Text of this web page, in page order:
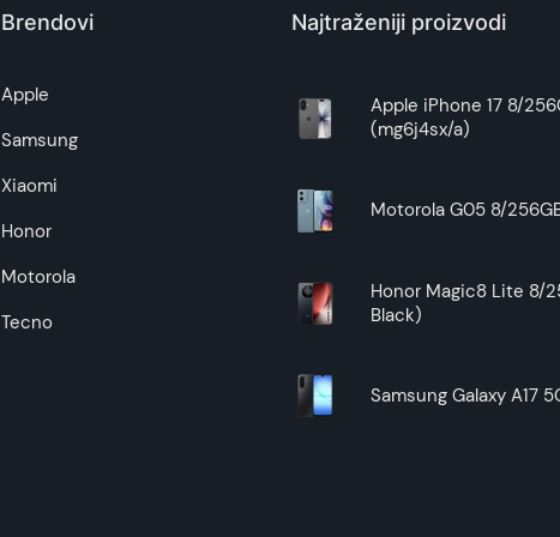
Superfon doo se trudi da informacije i fotografije
Brendovi
Apple
Samsung
Xiaomi
Honor
Motorola
Tecno
Najtraženiji proizvodi
Apple iPhone 17 8/
(mg6j4sx/a)
Motorola G05 8/
Honor Magic8 Lite 8/
Black)
Samsung Galaxy A17